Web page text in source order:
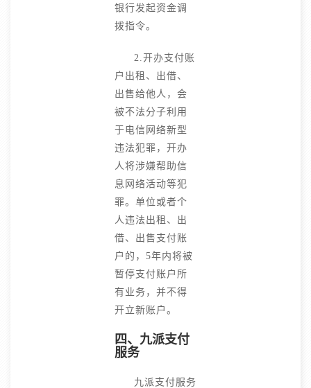
银行发起资金调
拨指令。
2.开办支付账
户出租、出借、
出售给他人，会
被不法分子利用
于电信网络新型
违法犯罪，开办
人将涉嫌帮助信
息网络活动等犯
罪。单位或者个
人违法出租、出
借、出售支付账
户的，5年内将被
暂停支付账户所
有业务，并不得
开立新账户。
四、九派支付
服务
九派支付服务